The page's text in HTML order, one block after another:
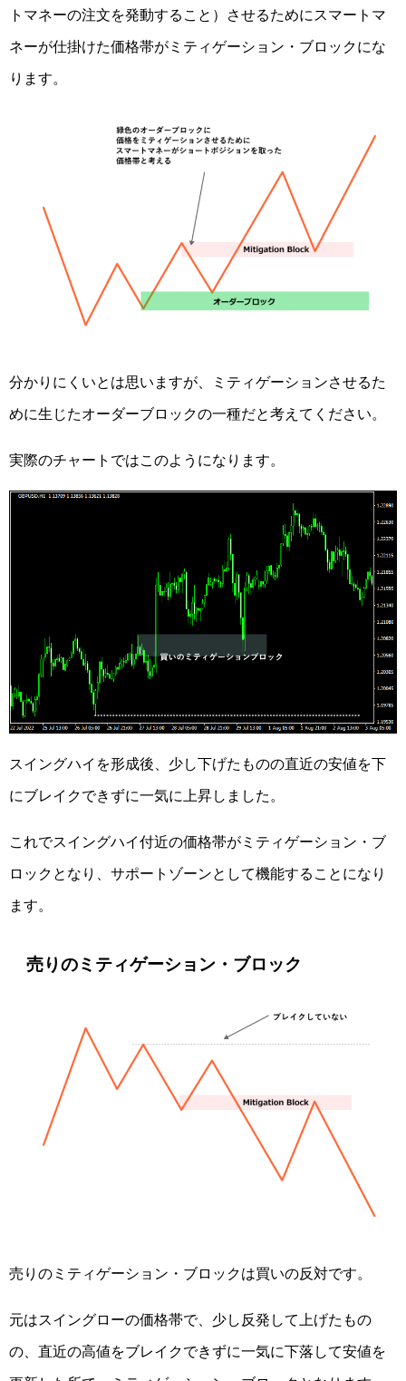
トマネーの注文を発動すること）させるためにスマートマ
ネーが仕掛けた価格帯がミティゲーション・ブロックにな
ります。
分かりにくいとは思いますが、ミティゲーションさせるた
めに生じたオーダーブロックの一種だと考えてください。
実際のチャートではこのようになります。
スイングハイを形成後、少し下げたものの直近の安値を下
にブレイクできずに一気に上昇しました。
これでスイングハイ付近の価格帯がミティゲーション・ブ
ロックとなり、サポートゾーンとして機能することになり
ます。
売りのミティゲーション・ブロック
売りのミティゲーション・ブロックは買いの反対です。
元はスイングローの価格帯で、少し反発して上げたもの
の、直近の高値をブレイクできずに一気に下落して安値を